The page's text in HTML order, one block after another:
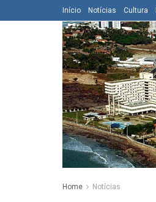
Início Notícias Cultura
Home Notícias